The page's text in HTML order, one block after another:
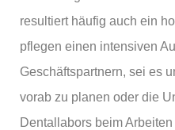
resultiert häufig auch ein
pflegen einen intensiven
Geschäftspartnern, sei es
vorab zu planen oder die
Dentallabors beim